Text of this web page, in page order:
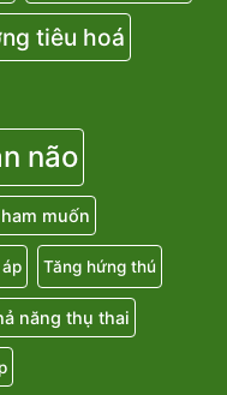
tiêu hoá
não
muốn
Tăng hứng thú
năng thụ thai